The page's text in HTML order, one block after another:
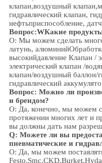
клапан,воздушный клапан,
гидравлический клапан,
нефтьприспособление,
Вопрос:WКакие
О: Мы можем сделать
латунь, алюминий
высокийдавление Клапан /
электрический клапан /
клапан/воздушный баллон/
гидравлический
Вопрос: Можно ли
и брендом?
О: Да, конечно, мы можем
протяжении многих лет и
вы должны дать нам
Q: Можете ли вы
пневматические и
О: Да, мы можем